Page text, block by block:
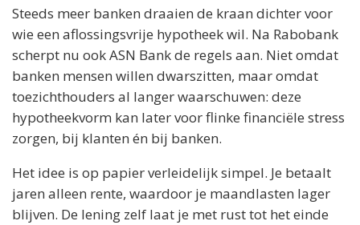
Steeds meer banken draaien de kraan dichter voor
wie een aflossingsvrije hypotheek wil. Na Rabobank
scherpt nu ook ASN Bank de regels aan. Niet omdat
banken mensen willen dwarszitten, maar omdat
toezichthouders al langer waarschuwen: deze
hypotheekvorm kan later voor flinke financiële stress
zorgen, bij klanten én bij banken.
Het idee is op papier verleidelijk simpel. Je betaalt
jaren alleen rente, waardoor je maandlasten lager
blijven. De lening zelf laat je met rust tot het einde